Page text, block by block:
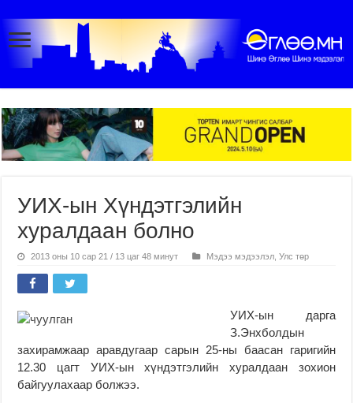
УИХ-ын Хүндэтгэлийн
хуралдаан болно
2013 оны 10 сар 21 / 13 цаг 48 минут Мэдээ мэдээлэл ,Улс төр
УИХ-ын дарга
З.Энхболдын
захирамжаар аравдугаар сарын 25-ны баасан гаригийн
12.30 цагт УИХ-ын хүндэтгэлийн хуралдаан зохион
байгуулахаар болжээ.